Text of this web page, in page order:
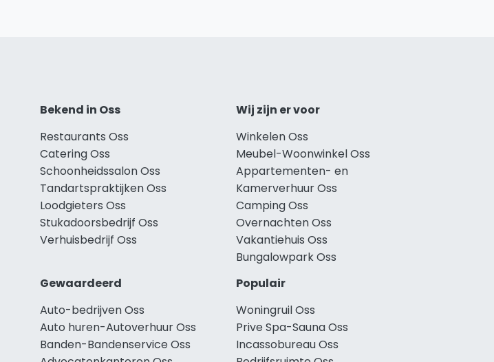
Bekend in Oss
Restaurants Oss
Catering Oss
Schoonheidssalon Oss
Tandartspraktijken Oss
Loodgieters Oss
Stukadoorsbedrijf Oss
Verhuisbedrijf Oss
Wij zijn er voor
Winkelen Oss
Meubel-Woonwinkel Oss
Appartementen- en
Kamerverhuur Oss
Camping Oss
Overnachten Oss
Vakantiehuis Oss
Bungalowpark Oss
Gewaardeerd
Auto-bedrijven Oss
Auto huren-Autoverhuur Oss
Banden-Bandenservice Oss
Populair
Woningruil Oss
Prive Spa-Sauna Oss
Incassobureau Oss